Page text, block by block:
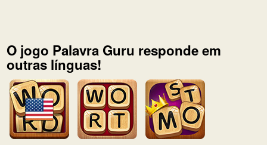
O jogo Palavra Guru responde em
outras línguas!